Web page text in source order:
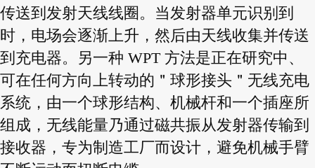
传送到发射天线线圈。当发射器单元识别到
时，电场会逐渐上升，然后由天线收集并传送
到充电器。另一种 WPT 方法是正在研究中、
可在任何方向上转动的＂球形接头＂无线充电
系统，由一个球形结构、机械杆和一个插座所
组成，无线能量乃通过磁共振从发射器传输到
接收器，专为制造工厂而设计，避免机械手臂